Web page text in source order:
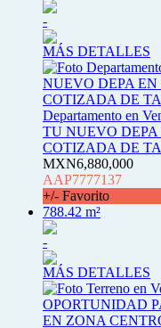
-
MÁS DETALLES
Departamento en
TU NUEVO
COTIZADA DE
MXN6,880,000
AAP7777137
+/- Favorito
788.42 m²
-
MÁS DETALLES